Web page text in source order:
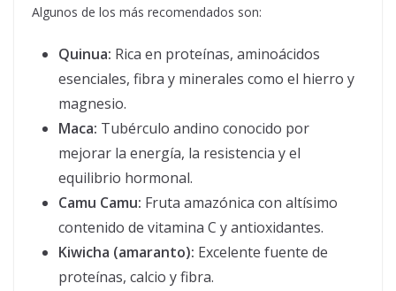
Algunos de los más recomendados son:
Quinua: Rica en proteínas, aminoácidos
esenciales, fibra y minerales como el hierro y
magnesio.
Maca: Tubérculo andino conocido por
mejorar la energía, la resistencia y el
equilibrio hormonal.
Camu Camu: Fruta amazónica con altísimo
contenido de vitamina C y antioxidantes.
Kiwicha (amaranto): Excelente fuente de
proteínas, calcio y fibra.